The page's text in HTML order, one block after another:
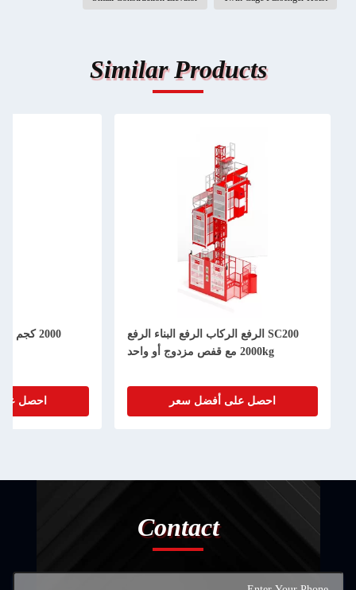
Similar Products
SC200 الرفع الركاب الرفع البناء الرفع
2000kg مع قفص مزدوج أو واحد
احصل على أفضل سعر احصل
Contact